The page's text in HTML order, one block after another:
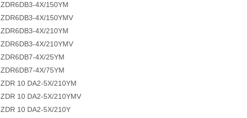
ZDR6DB3-4X/150YM
ZDR6DB3-4X/150YMV
ZDR6DB3-4X/210YM
ZDR6DB3-4X/210YMV
ZDR6DB7-4X/25YM
ZDR6DB7-4X/75YM
ZDR 10 DA2-5X/210YM
ZDR 10 DA2-5X/210YMV
ZDR 10 DA2-5X/210Y